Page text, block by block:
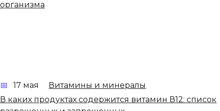
организма
17 мая
Витамины и минералы
В каких продуктах содержится витамин В12: список